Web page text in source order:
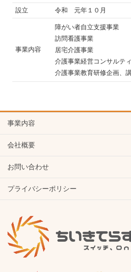
設立 令和 元年１０月
事業内容
障がい者自立支援事業
訪問看護事業
居宅介護事業
介護事業経営コンサルテ
介護事業教育研修企画、
事業内容
会社概要
お問い合わせ
プライバシーポリシー